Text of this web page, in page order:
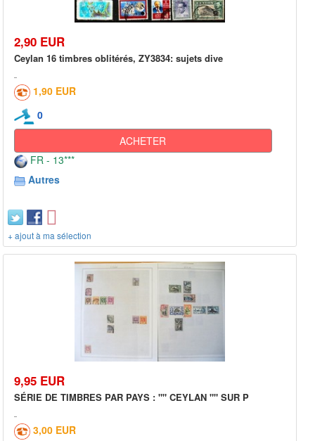
2,90 EUR
Ceylan 16 timbres oblitérés, ZY3834: sujets dive
1,90 EUR
0
ACHETER
FR - 13***
Autres
+ ajout à ma sélection
9,95 EUR
SÉRIE DE TIMBRES PAR PAYS : "" CEYLAN "" SUR P
3,00 EUR